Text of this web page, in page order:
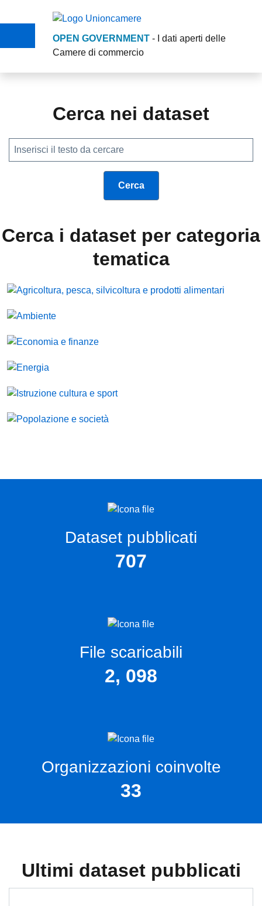
OPEN GOVERNMENT - I dati aperti delle
Camere di commercio
Cerca nei dataset
Cerca i dataset per categoria
tematica
Dataset pubblicati
707
File scaricabili
2, 098
Organizzazioni coinvolte
33
Ultimi dataset pubblicati